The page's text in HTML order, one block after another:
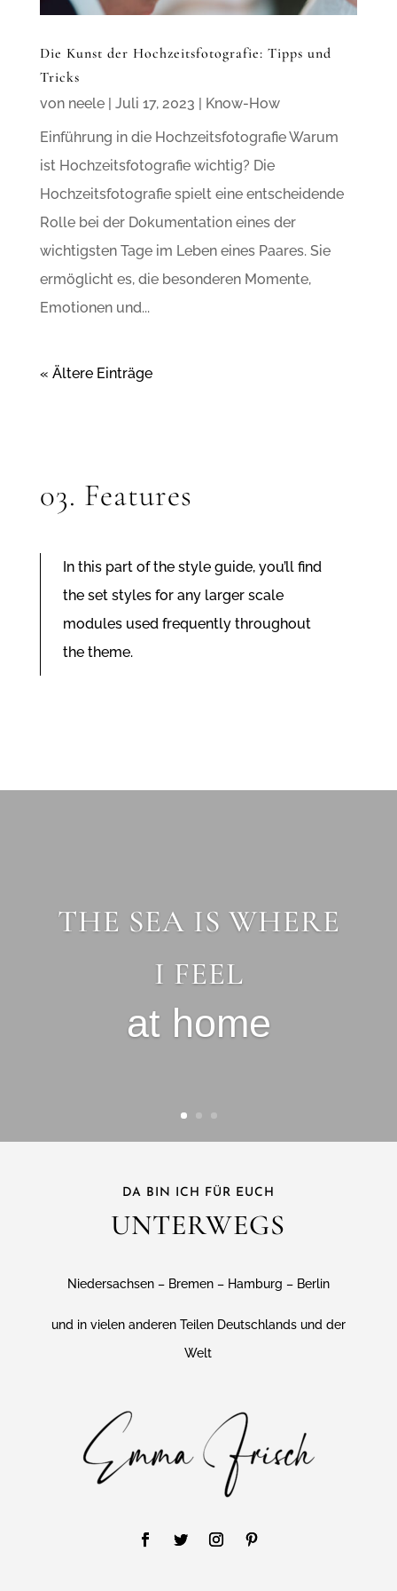
Die Kunst der Hochzeitsfotografie: Tipps und
Tricks
von neele| Juli 17, 2023 | Know-How
Einführung in die Hochzeitsfotografie Warum
ist Hochzeitsfotografie wichtig? Die
Hochzeitsfotografie spielt eine entscheidende
Rolle bei der Dokumentation eines der
wichtigsten Tage im Leben eines Paares. Sie
ermöglicht es, die besonderen Momente,
Emotionen und...
« Ältere Einträge
03. Features
In this part of the style guide, you’ll find
the set styles for any larger scale
modules used frequently throughout
the theme.
THE SEA IS WHERE
I FEEL
at home
DA BIN ICH FÜR EUCH
UNTERWEGS
Niedersachsen – Bremen – Hamburg – Berlin
und in vielen anderen Teilen Deutschlands und der
Welt